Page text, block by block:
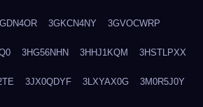
3GKCN4NY 3GVOCWRP
3HG56NHN 3HHJ1KQM 3HSTLPXX
3JX0QDYF 3LXYAX0G 3M0R5J0Y